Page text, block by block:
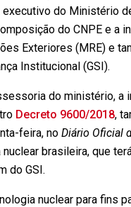
do Ministério
do CNPE e a
Exteriores (MRE) e
Institucional (GSI).
do ministério, a
Decreto 9600/2018,
feira, no Diário Oficial
brasileira, que
do GSI.
nuclear para fins